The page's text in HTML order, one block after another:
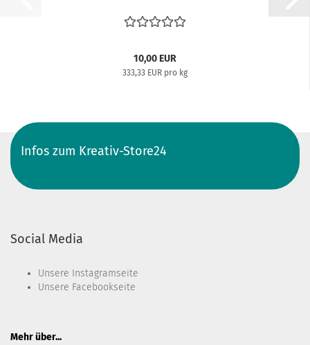
10,00 EUR
333,33 EUR pro kg
Infos zum Kreativ-Store24
Social Media
Unsere Instagramseite
Unsere Facebookseite
Mehr über...